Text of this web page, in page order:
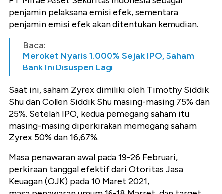
penjamin pelaksana emisi efek, sementara
penjamin emisi efek akan ditentukan kemudian.
Baca:
Meroket Nyaris 1.000% Sejak IPO, Saham
Bank Ini Disuspen Lagi
Saat ini, saham Zyrex dimiliki oleh Timothy Siddik
Shu dan Collen Siddik Shu masing-masing 75% dan
25%. Setelah IPO, kedua pemegang saham itu
masing-masing diperkirakan memegang saham
Zyrex 50% dan 16,67%.
Masa penawaran awal pada 19-26 Februari,
perkiraan tanggal efektif dari Otoritas Jasa
Keuagan (OJK) pada 10 Maret 2021,